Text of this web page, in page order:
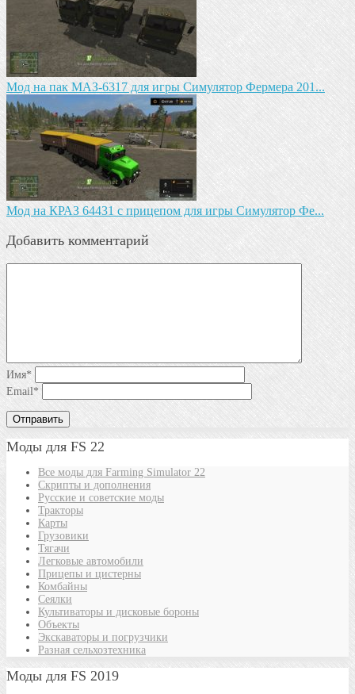
Мод на пак МАЗ-6317 для игры Симулятор Фермера 201...
Мод на КРАЗ 64431 с прицепом для игры Симулятор Фе...
Добавить комментарий
Имя*
Email*
Моды для FS 22
Все моды для Farming Simulator 22
Скрипты и дополнения
Русские и советские моды
Тракторы
Карты
Грузовики
Тягачи
Легковые автомобили
Прицепы и цистерны
Комбайны
Сеялки
Культиваторы и дисковые бороны
Объекты
Экскаваторы и погрузчики
Разная сельхозтехника
Моды для FS 2019